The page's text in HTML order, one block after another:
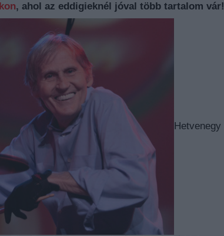
, ahol az eddigieknél jóval több tartalom vár!
Hetvenegy